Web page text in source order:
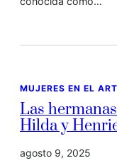
MUJERES EN EL
Las
Hilda y
agosto 9, 2025